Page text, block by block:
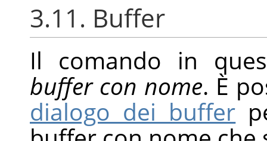
3.11. Buffer
Il comando in
buffer con nome. È
dialogo dei buffer